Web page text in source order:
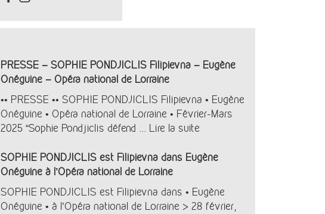
PRESSE – SOPHIE PONDJICLIS Filipievna – Eugène
Onéguine – Opéra national de Lorraine
•• PRESSE •• SOPHIE PONDJICLIS Filipievna • Eugène
Onéguine • Opéra national de Lorraine • Février-Mars
2025 “Sophie Pondjiclis défend ... Lire la suite
SOPHIE PONDJICLIS est Filipievna dans Eugène
Onéguine à l’Opéra national de Lorraine
SOPHIE PONDJICLIS est Filipievna dans • Eugène
Onéguine • à l’Opéra national de Lorraine > 28 février,